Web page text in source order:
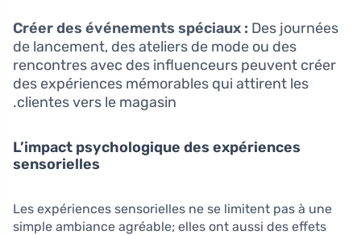
Créer des événements spéciaux : Des journées
de lancement, des ateliers de mode ou des
rencontres avec des influenceurs peuvent créer
des expériences mémorables qui attirent les
clientes vers le magasin.
L’impact psychologique des expériences
sensorielles
Les expériences sensorielles ne se limitent pas à une
simple ambiance agréable; elles ont aussi des effets